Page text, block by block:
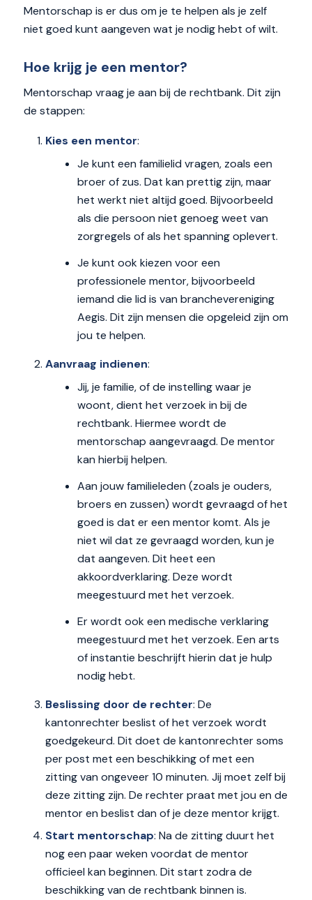
Mentorschap is er dus om je te helpen als je zelf
niet goed kunt aangeven wat je nodig hebt of wilt.
Hoe krijg je een mentor?
Mentorschap vraag je aan bij de rechtbank. Dit zijn
de stappen:
Kies een mentor:
Je kunt een familielid vragen, zoals een
broer of zus. Dat kan prettig zijn, maar
het werkt niet altijd goed. Bijvoorbeeld
als die persoon niet genoeg weet van
zorgregels of als het spanning oplevert.
Je kunt ook kiezen voor een
professionele mentor, bijvoorbeeld
iemand die lid is van branchevereniging
Aegis. Dit zijn mensen die opgeleid zijn om
jou te helpen.
Aanvraag indienen:
Jij, je familie, of de instelling waar je
woont, dient het verzoek in bij de
rechtbank. Hiermee wordt de
mentorschap aangevraagd. De mentor
kan hierbij helpen.
Aan jouw familieleden (zoals je ouders,
broers en zussen) wordt gevraagd of het
goed is dat er een mentor komt. Als je
niet wil dat ze gevraagd worden, kun je
dat aangeven. Dit heet een
akkoordverklaring. Deze wordt
meegestuurd met het verzoek.
Er wordt ook een medische verklaring
meegestuurd met het verzoek. Een arts
of instantie beschrijft hierin dat je hulp
nodig hebt.
Beslissing door de rechter: De
kantonrechter beslist of het verzoek wordt
goedgekeurd. Dit doet de kantonrechter soms
per post met een beschikking of met een
zitting van ongeveer 10 minuten. Jij moet zelf bij
deze zitting zijn. De rechter praat met jou en de
mentor en beslist dan of je deze mentor krijgt.
Start mentorschap: Na de zitting duurt het
nog een paar weken voordat de mentor
officieel kan beginnen. Dit start zodra de
beschikking van de rechtbank binnen is.